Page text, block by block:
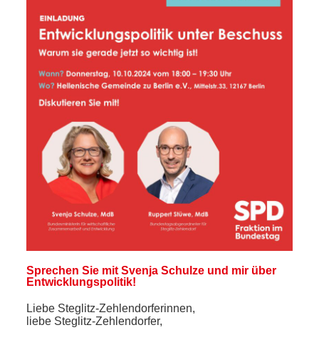
Sprechen Sie mit Svenja Schulze und mir über
Entwicklungspolitik!
Liebe Steglitz-Zehlendorferinnen,
liebe Steglitz-Zehlendorfer,